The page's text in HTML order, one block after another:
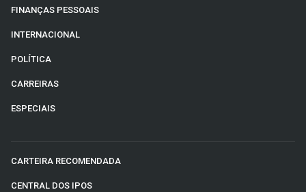
FINANÇAS PESSOAIS
INTERNACIONAL
POLÍTICA
CARREIRAS
ESPECIAIS
CARTEIRA RECOMENDADA
CENTRAL DOS IPOS